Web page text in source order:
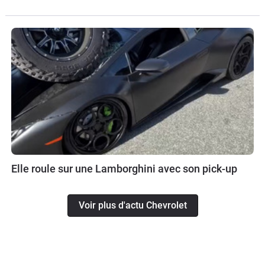
Elle roule sur une Lamborghini avec son pick-up
Voir plus d'actu Chevrolet